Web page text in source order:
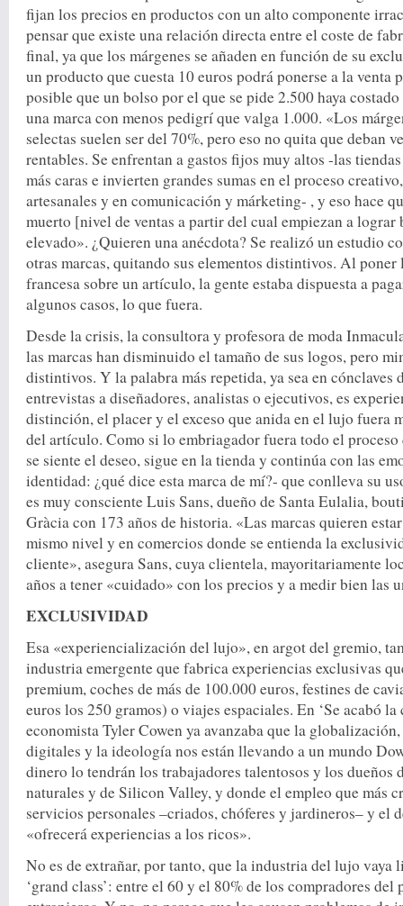
fijan los precios en productos con un alto componente
pensar que existe una relación directa entre el coste de
final, ya que los márgenes se añaden en función de su
un producto que cuesta 10 euros podrá ponerse a la venta
posible que un bolso por el que se pide 2.500 haya
una marca con menos pedigrí que valga 1.000. «Los
selectas suelen ser del 70%, pero eso no quita que deban
rentables. Se enfrentan a gastos fijos muy altos -las
más caras e invierten grandes sumas en el proceso
artesanales y en comunicación y márketing- , y eso hace
muerto [nivel de ventas a partir del cual empiezan a
elevado». ¿Quieren una anécdota? Se realizó un estudio
otras marcas, quitando sus elementos distintivos. Al poner
francesa sobre un artículo, la gente estaba dispuesta a
algunos casos, lo que fuera.
Desde la crisis, la consultora y profesora de moda
las marcas han disminuido el tamaño de sus logos, pero
distintivos. Y la palabra más repetida, ya sea en cónclaves
entrevistas a diseñadores, analistas o ejecutivos, es
distinción, el placer y el exceso que anida en el lujo fuera
del artículo. Como si lo embriagador fuera todo el proceso
se siente el deseo, sigue en la tienda y continúa con las
identidad: ¿qué dice esta marca de mí?- que conlleva su
es muy consciente Luis Sans, dueño de Santa Eulalia,
Gràcia con 173 años de historia. «Las marcas quieren
mismo nivel y en comercios donde se entienda la
cliente», asegura Sans, cuya clientela, mayoritariamente
años a tener «cuidado» con los precios y a medir bien las
EXCLUSIVIDAD
Esa «experiencialización del lujo», en argot del gremio,
industria emergente que fabrica experiencias exclusivas
premium, coches de más de 100.000 euros, festines de
euros los 250 gramos) o viajes espaciales. En ‘Se acabó la
economista Tyler Cowen ya avanzaba que la
digitales y la ideología nos están llevando a un mundo
dinero lo tendrán los trabajadores talentosos y los dueños
naturales y de Silicon Valley, y donde el empleo que más
servicios personales –criados, chóferes y jardineros– y el
«ofrecerá experiencias a los ricos».
No es de extrañar, por tanto, que la industria del lujo vaya
‘grand class’: entre el 60 y el 80% de los compradores del